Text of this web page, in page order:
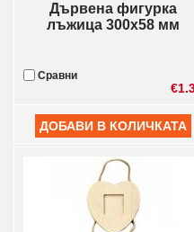
Дървена фигурка
лъжица 300x58 мм
Сравни